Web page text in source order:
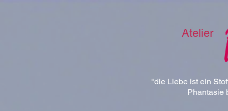
Atelier
"die Liebe ist ein
Phantasie